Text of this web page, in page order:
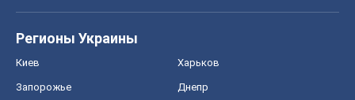
Регионы Украины
Киев Харьков
Запорожье Днепр